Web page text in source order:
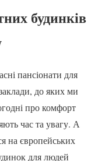
будинків
пансіонати для
до яких ми
про комфорт
час та увагу. А
на європейських
для людей